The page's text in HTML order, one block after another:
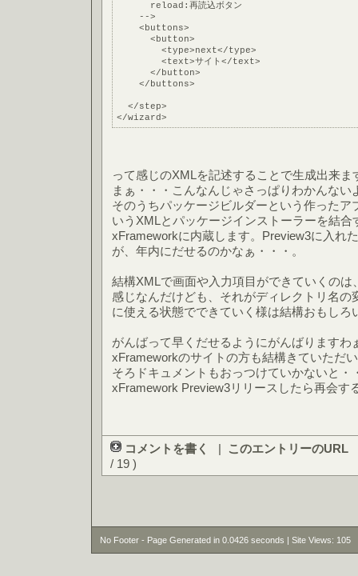
      reload:再読込ボタン
    -->
    <buttons>
      <button>
        <type>next</type>
        <text>サイト</text>
      </button>
    </buttons>
  </step>
</wizard>
って感じのXMLを記述することで生成出来ま
まぁ・・・こんなんじゃさっぱりわかんない
そのうちパッケージビルダーという作ったア
いうXMLとパッケージインストーラーを結合
xFrameworkに内蔵します。Preview3に入れ
が、年内にだせるのかなぁ・・・。
結構XMLで画面や入力項目ができていくの
感じなんだけども、それがディレクトリ名の
に使える状態でできていく様は結構おもしろ
がんばって早くだせるようにがんばりますわ
xFrameworkのサイトの方も結構きていただ
そろドキュメントもおっつけていかないと・
xFramework Preview3リリースしたら再会す
コメントを書く | このエントリーのURL
/ 19 )
No Footer - Page Generated in 0.0426 seconds | Site Views: 105